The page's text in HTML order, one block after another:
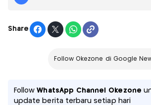
Share
Follow Okezone di Google
FollowWhatsApp Channel Okezone
update berita terbaru setiap hari